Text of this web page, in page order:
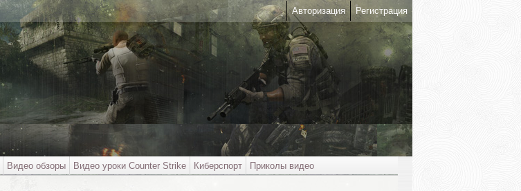
Авторизация Регистрация
Видео обзоры Видео уроки Counter Strike Киберспорт Приколы видео